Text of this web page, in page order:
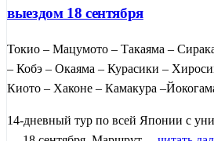
выездом 18 сентября
Токио – Мацумото – Такаяма –
– Кобэ – Окаяма – Курасики –
Киото – Хаконе – Камакура
14-дневный тур по всей Японии с